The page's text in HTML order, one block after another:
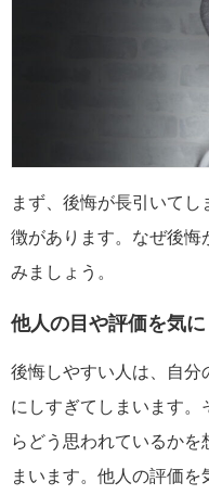
まず、後悔が長引いて
徴があります。なぜ後悔
みましょう。
他人の目や評価を気
後悔しやすい人は、自分
にしすぎてしまいます
らどう思われているか
まいます。他人の評価